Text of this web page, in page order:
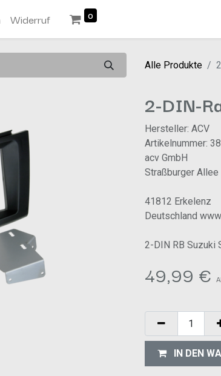
Widerruf 0
Alle Produkte
2-DIN-
Hersteller: ACV
Artikelnummer:
acv GmbH
Straßburger
41812 Erkelenz
Deutschland
2-DIN RB Suzuki
49,99 €
IN DEN